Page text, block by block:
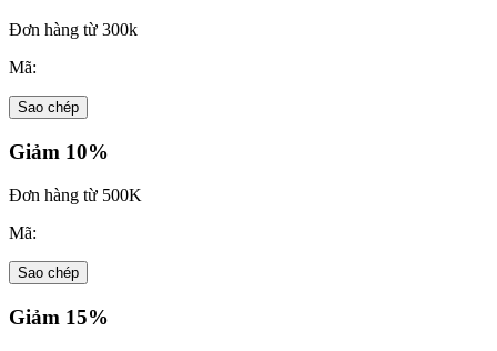
Đơn hàng từ 300k
Mã:
Sao chép
Giảm 10%
Đơn hàng từ 500K
Mã:
Sao chép
Giảm 15%